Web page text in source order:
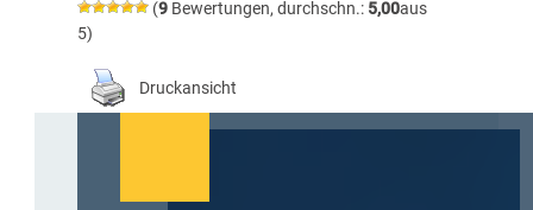
(9Bewertungen, durchschn.: 5,00aus
5)
Druckansicht